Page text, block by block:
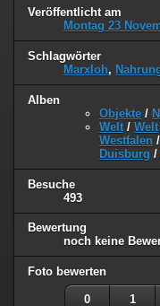
Veröffentlicht am
Montag 23
Schlagwörter
Marxloh,
Alben
Objekte /
Welt / Welt
Westfalen /
Duisburg /
Besuche
493
Bewertung
noch keine
Foto bewerten
0 1